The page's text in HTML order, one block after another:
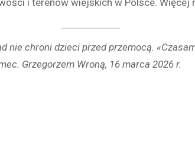
nie chroni dzieci przed przemocą.
Grzegorzem Wroną, 16 marca 2026 r.